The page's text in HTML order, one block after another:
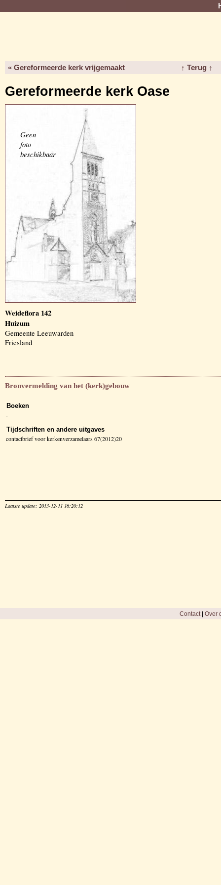
« Gereformeerde kerk vrijgemaakt ↑ Terug ↑
Gereformeerde kerk Oase
Geen
foto
beschikbaar
Weideflora 142
Huizum
Gemeente Leeuwarden
Friesland
Bronvermelding van het (kerk)gebouw
Boeken
-
Tijdschriften en andere uitgaves
contactbrief voor kerkenverzamelaars 67(2012)20
Laatste update: 2013-12-11 16:20:12
Contact| Over